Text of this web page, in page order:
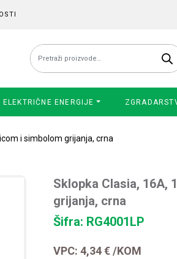
Pretraži:
ENERGIJE
i simbolom grijanja, crna
Sklopka Clasia, 16A,
grijanja, crna
Šifra: RG4001LP
VPC:4,34€ /KOM